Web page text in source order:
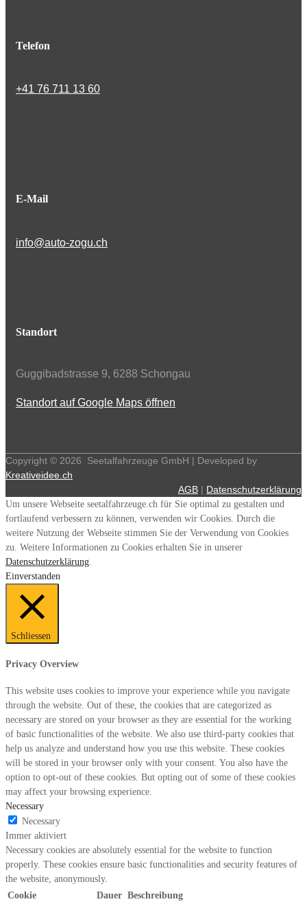
Telefon
+41 76 711 13 60
E-Mail
info@auto-zogu.ch
Standort
Guggibadstrasse 9, 6288 Schongau
Standort auf Google Maps öffnen
Copyright © 2026
Seetalfahrzeuge GmbH | Developed by
Kreativeidee.ch
AGB | Datenschutzerklärung
Um unsere Webseite seetalfahrzeuge.ch für Sie optimal zu gestalten und
fortlaufend verbessern zu können, verwenden wir Cookies. Durch die
weitere Nutzung der Webseite stimmen Sie der Verwendung von Cookies
zu. Weitere Informationen zu Cookies erhalten Sie in unserer
Datenschutzerklärung.
Einverstanden
Schliessen
Privacy Overview
This website uses cookies to improve your experience while you navigate
through the website. Out of these, the cookies that are categorized as
necessary are stored on your browser as they are essential for the working
of basic functionalities of the website. We also use third-party cookies that
help us analyze and understand how you use this website. These cookies
will be stored in your browser only with your consent. You also have the
option to opt-out of these cookies. But opting out of some of these cookies
may affect your browsing experience.
Necessary
Necessary
Immer aktiviert
Necessary cookies are absolutely essential for the website to function
properly. These cookies ensure basic functionalities and security features of
the website, anonymously.
Cookie
Dauer Beschreibung